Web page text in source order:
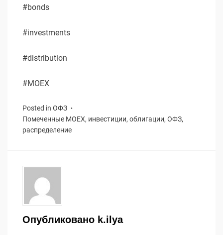
#bonds
#investments
#distribution
#MOEX
Posted in ОФЗ
Помеченные MOEX, инвестиции, облигации, ОФЗ,
распределение
Опубликовано k.ilya